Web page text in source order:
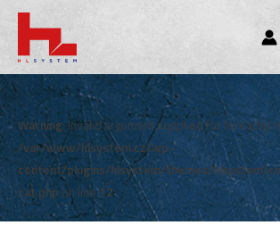
Warning: Invalid argument supplied for foreach()
/var/www/hlsystem.cz/wp-
content/plugins/hlsystem/themes/hlsystem/
cat.phpon line12